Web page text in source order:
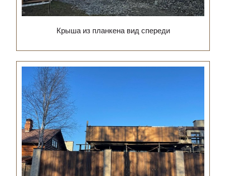
Крыша из планкена вид спереди